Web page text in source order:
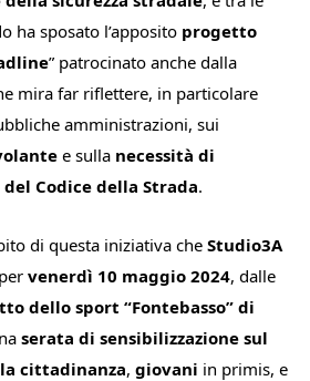
ha sposato l’apposito progetto
” patrocinato anche dalla
mira far riflettere, in particolare
amministrazioni, sui
e sulla necessità di
Codice della Strada.
di questa iniziativa che Studio3A
venerdì 10 maggio 2024, dalle
dello sport “Fontebasso” di
serata di sensibilizzazione sul
cittadinanza, giovani in primis, e